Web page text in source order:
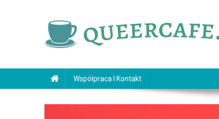
Współpraca I Kontakt